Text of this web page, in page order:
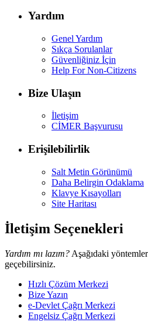
Yardım
Genel Yardım
Sıkça Sorulanlar
Güvenliğiniz İçin
Help For Non-Citizens
Bize Ulaşın
İletişim
CİMER Başvurusu
Erişilebilirlik
Salt Metin Görünümü
Daha Belirgin Odaklama
Klavye Kısayolları
Site Haritası
İletişim Seçenekleri
Yardım mı lazım? Aşağıdaki
geçebilirsiniz.
Hızlı Çözüm Merkezi
Bize Yazın
e-Devlet Çağrı Merkezi
Engelsiz Çağrı Merkezi